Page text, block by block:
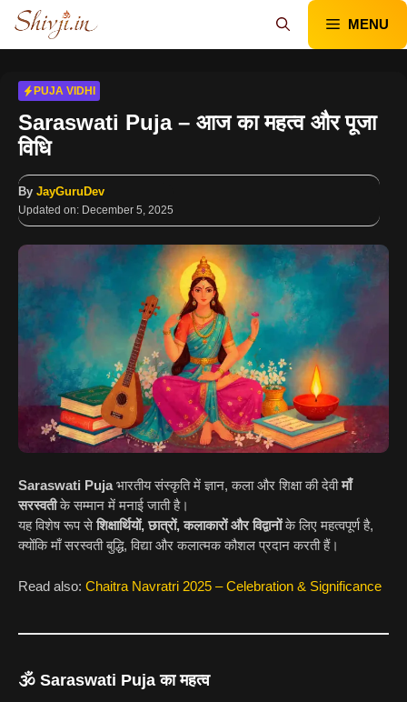
Skip
content
MENU
PUJA VIDHI
Saraswati Puja – आज का महत्व और पूजा
विधि
By JayGuruDev
Updated on: December 5, 2025
Saraswati Pujaभारतीय संस्कृति में ज्ञान, कला और शिक्षा की देवीमाँ
सरस्वतीके सम्मान में मनाई जाती है।
यह विशेष रूप सेशिक्षार्थियों, छात्रों, कलाकारों और विद्वानोंके लिए महत्वपूर्ण है,
क्योंकि माँ सरस्वती बुद्धि, विद्या और कलात्मक कौशल प्रदान करती हैं।
Read also: Chaitra Navratri 2025 – Celebration & Significance
🕉️ Saraswati Puja का महत्व